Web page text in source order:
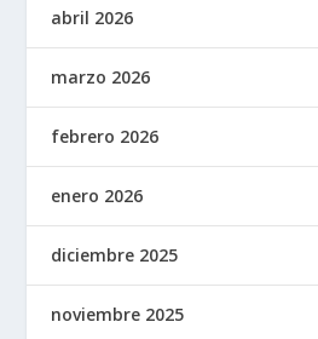
abril 2026
marzo 2026
febrero 2026
enero 2026
diciembre 2025
noviembre 2025